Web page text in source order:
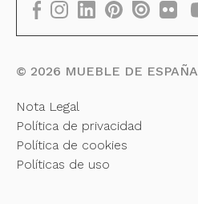
© 2026 MUEBLE DE ESPAÑA
Nota Legal
Política de privacidad
Política de cookies
Políticas de uso